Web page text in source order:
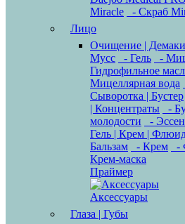
Miracle
- Скраб
Лицо
Очищение |
Мусс
- Гель -
Гидрофильное
Мицеллярная вода
Сыворотка | Бустер
| Концентраты
-
молодости
-
Гель | Крем |
Бальзам
- Крем -
Крем-маска
Праймер
Аксессуары
Глаза | Губы